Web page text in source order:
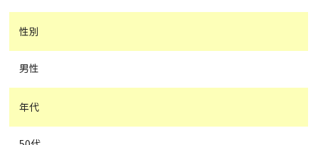
性別
男性
年代